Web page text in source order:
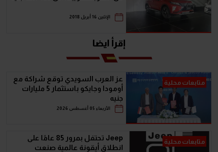
الإثنين 16 أبريل 2018
إقرأ ايضا
متابعات محلية
عز العرب السويدي توقع شراكة مع
أومودا وجايكو باستثمار 5 مليارات
جنيه
الأربعاء 05 أغسطس 2026
متابعات محلية
Jeep تحتفل بمرور 85 عامًا على
انطلاق أيقونة عالمية صنعت